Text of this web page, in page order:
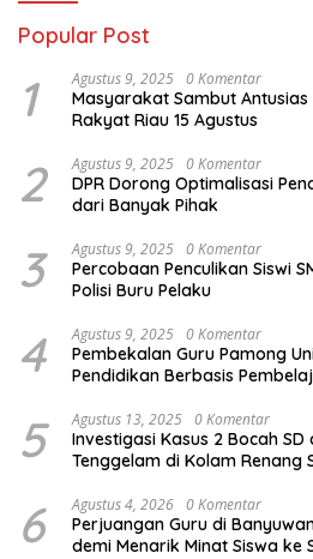
Popular Post
1 Agustus 9, 2025 0 Komentar
Masyarakat Sambut Antusias
Rakyat Riau 15 Agustus
2 Agustus 9, 2025 0 Komentar
DPR Dorong Optimalisasi
dari Banyak Pihak
3 Agustus 9, 2025 0 Komentar
Percobaan Penculikan Siswi
Polisi Buru Pelaku
4 Agustus 9, 2025 0 Komentar
Pembekalan Guru Pamong
Pendidikan Berbasis
5 Agustus 13, 2025 0 Komentar
Investigasi Kasus 2 Bocah SD
Tenggelam di Kolam Renang
6 Agustus 4, 2026 0 Komentar
Perjuangan Guru di
demi Menarik Minat Siswa ke